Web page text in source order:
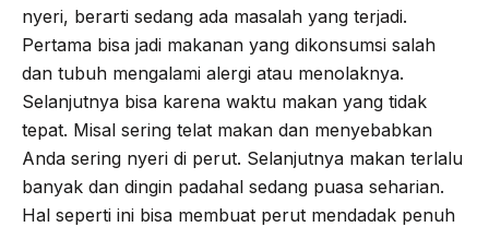
nyeri, berarti sedang ada masalah yang terjadi.
Pertama bisa jadi makanan yang dikonsumsi salah
dan tubuh mengalami alergi atau menolaknya.
Selanjutnya bisa karena waktu makan yang tidak
tepat. Misal sering telat makan dan menyebabkan
Anda sering nyeri di perut. Selanjutnya makan terlalu
banyak dan dingin padahal sedang puasa seharian.
Hal seperti ini bisa membuat perut mendadak penuh